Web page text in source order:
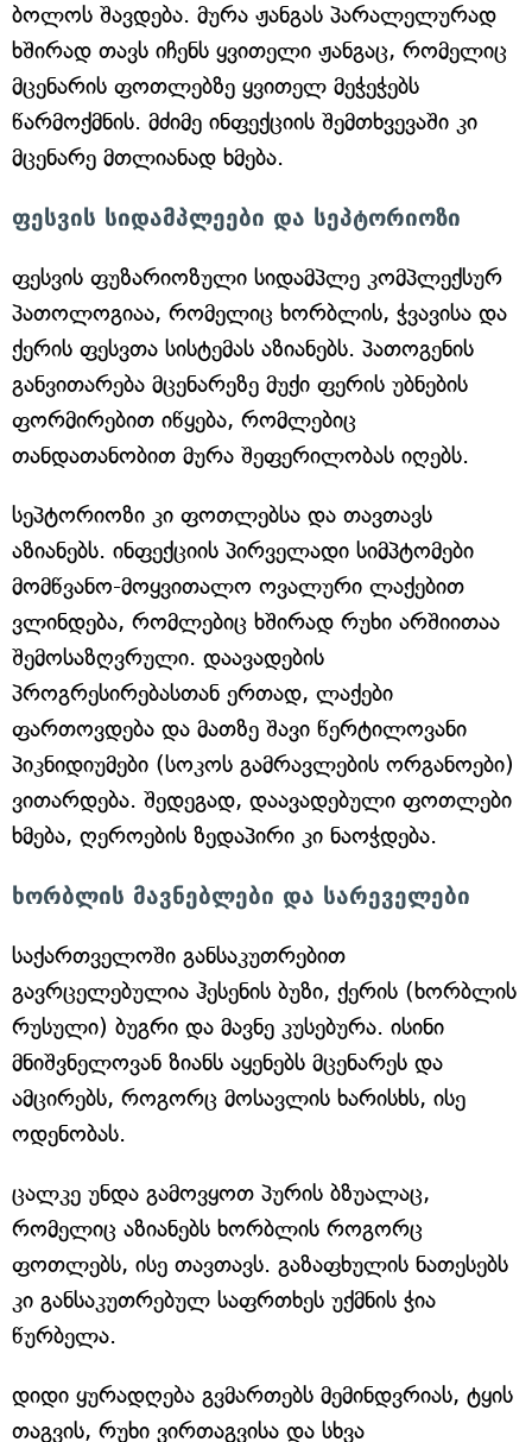
ბოლოს შავდება. მურა ჟანგას პარალელურად
ხშირად თავს იჩენს ყვითელი ჟანგაც, რომელიც
მცენარის ფოთლებზე ყვითელ მეჭეჭებს
წარმოქმნის. მძიმე ინფექციის შემთხვევაში კი
მცენარე მთლიანად ხმება.
ფესვის სიდამპლეები და სეპტორიოზი
ფესვის ფუზარიოზული სიდამპლე კომპლექსურ
პათოლოგიაა, რომელიც ხორბლის, ჭვავისა და
ქერის ფესვთა სისტემას აზიანებს. პათოგენის
განვითარება მცენარეზე მუქი ფერის უბნების
ფორმირებით იწყება, რომლებიც
თანდათანობით მურა შეფერილობას იღებს.
სეპტორიოზი კი ფოთლებსა და თავთავს
აზიანებს. ინფექციის პირველადი სიმპტომები
მომწვანო-მოყვითალო ოვალური ლაქებით
ვლინდება, რომლებიც ხშირად რუხი არშიითაა
შემოსაზღვრული. დაავადების
პროგრესირებასთან ერთად, ლაქები
ფართოვდება და მათზე შავი წერტილოვანი
პიკნიდიუმები (სოკოს გამრავლების ორგანოები)
ვითარდება. შედეგად, დაავადებული ფოთლები
ხმება, ღეროების ზედაპირი კი ნაოჭდება.
ხორბლის მავნებლები და სარეველები
საქართველოში განსაკუთრებით
გავრცელებულია ჰესენის ბუზი, ქერის (ხორბლის
რუსული) ბუგრი და მავნე კუსებურა. ისინი
მნიშვნელოვან ზიანს აყენებს მცენარეს და
ამცირებს, როგორც მოსავლის ხარისხს, ისე
ოდენობას.
ცალკე უნდა გამოვყოთ პურის ბზუალაც,
რომელიც აზიანებს ხორბლის როგორც
ფოთლებს, ისე თავთავს. გაზაფხულის ნათესებს
კი განსაკუთრებულ საფრთხეს უქმნის ჭია
წურბელა.
დიდი ყურადღება გვმართებს მემინდვრიას, ტყის
თაგვის, რუხი ვირთაგვისა და სხვა